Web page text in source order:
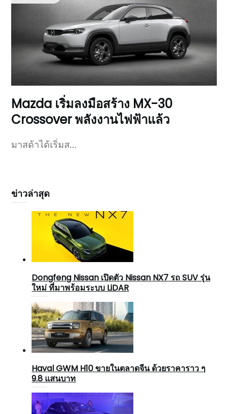
Mazda เริ่มลงมือสร้าง MX-30
Crossover พลังงานไฟฟ้าแล้ว
มาสด้าได้เริ่มส…
ข่าวล่าสุด
Dongfeng Nissan เปิดตัว Nissan NX7 รถ SUV รุ่น
ใหม่ ที่มาพร้อมระบบ LiDAR
Haval GWM H10 ขายในตลาดจีน ด้วยราคาราว ๆ
9.8 แสนบาท